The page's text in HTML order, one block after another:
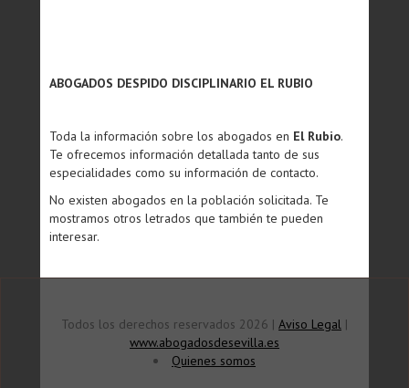
ABOGADOS DESPIDO DISCIPLINARIO EL RUBIO
Toda la información sobre los abogados en El Rubio.
Te ofrecemos información detallada tanto de sus
especialidades como su información de contacto.
No existen abogados en la población solicitada. Te
mostramos otros letrados que también te pueden
interesar.
Todos los derechos reservados 2026 | Aviso Legal |
www.abogadosdesevilla.es
Quienes somos